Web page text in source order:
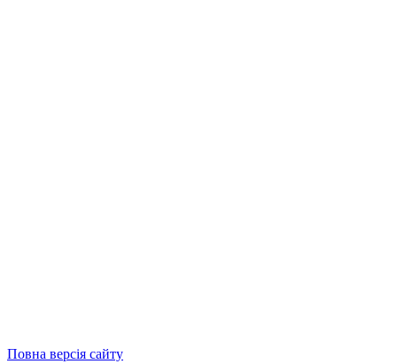
Повна версія сайту